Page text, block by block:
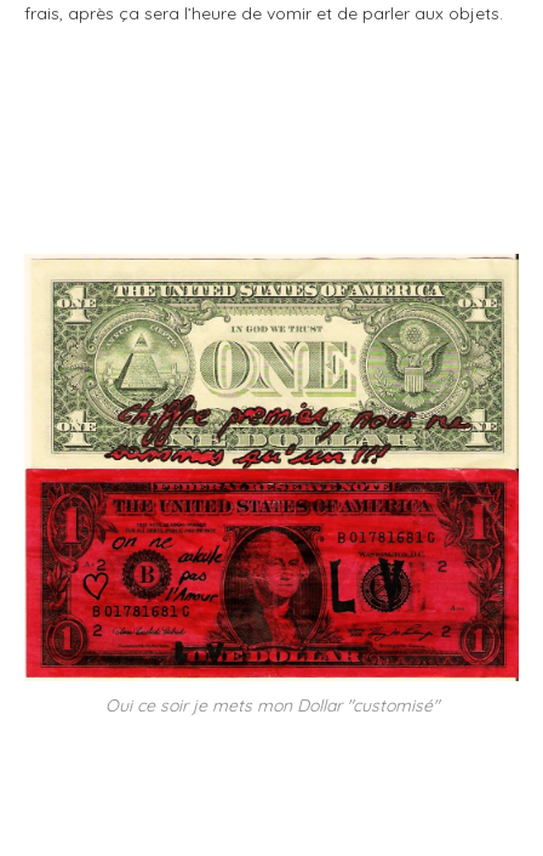
frais, après ça sera l’heure de vomir et de parler aux objets.
Oui ce soir je mets mon Dollar "customisé"